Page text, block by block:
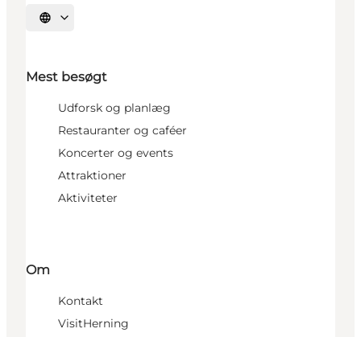
Vælg sprog
Mest besøgt
Udforsk og planlæg
Restauranter og caféer
Koncerter og events
Attraktioner
Aktiviteter
Om
Kontakt
VisitHerning